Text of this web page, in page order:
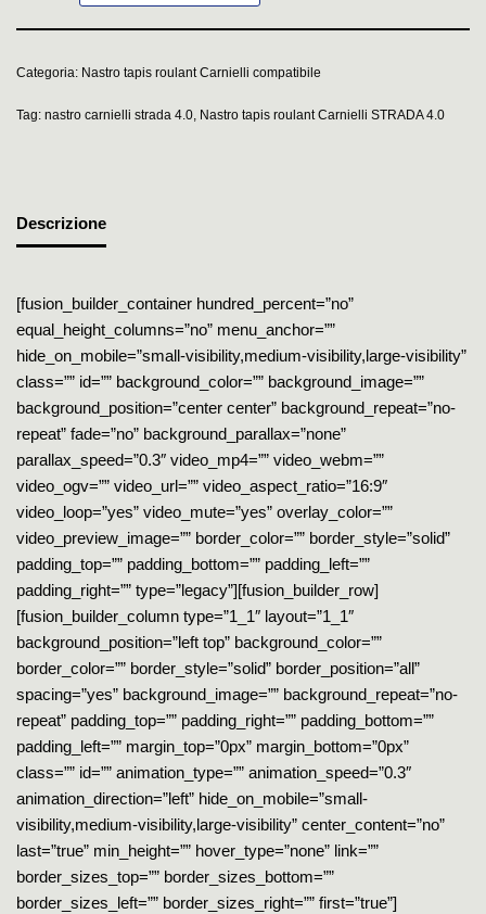
Categoria: Nastro tapis roulant Carnielli compatibile
Tag: nastro carnielli strada 4.0, Nastro tapis roulant Carnielli STRADA 4.0
Descrizione
[fusion_builder_container hundred_percent=”no”
equal_height_columns=”no” menu_anchor=””
hide_on_mobile=”small-visibility,medium-visibility,large-visibility”
class=”” id=”” background_color=”” background_image=””
background_position=”center center” background_repeat=”no-
repeat” fade=”no” background_parallax=”none”
parallax_speed=”0.3″ video_mp4=”” video_webm=””
video_ogv=”” video_url=”” video_aspect_ratio=”16:9″
video_loop=”yes” video_mute=”yes” overlay_color=””
video_preview_image=”” border_color=”” border_style=”solid”
padding_top=”” padding_bottom=”” padding_left=””
padding_right=”” type=”legacy”][fusion_builder_row]
[fusion_builder_column type=”1_1″ layout=”1_1″
background_position=”left top” background_color=””
border_color=”” border_style=”solid” border_position=”all”
spacing=”yes” background_image=”” background_repeat=”no-
repeat” padding_top=”” padding_right=”” padding_bottom=””
padding_left=”” margin_top=”0px” margin_bottom=”0px”
class=”” id=”” animation_type=”” animation_speed=”0.3″
animation_direction=”left” hide_on_mobile=”small-
visibility,medium-visibility,large-visibility” center_content=”no”
last=”true” min_height=”” hover_type=”none” link=””
border_sizes_top=”” border_sizes_bottom=””
border_sizes_left=”” border_sizes_right=”” first=”true”]